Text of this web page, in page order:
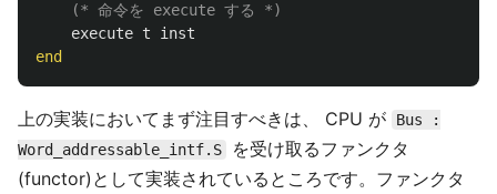
(* 命令を execute する *)
execute t
inst
end
上の実装においてまず注目すべきは、 CPU が
Bus :
Word_addressable_intf.S
を受け取るファンクタ
(functor)として実装されているところです。ファンクタ